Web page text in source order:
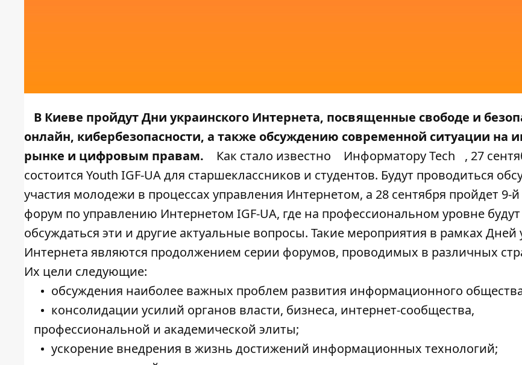
В Киеве пройдут Дни украинского Интернета, посвященные свободе и
онлайн, кибербезопасности, а также обсуждению современной ситуации на
рынке и цифровым правам.
Как стало известно Информатору Tech
, 27
состоится Youth IGF-UA для старшеклассников и студентов. Будут проводиться
участия молодежи в процессах управления Интернетом, а 28 сентября пройдет 9-
форум по управлению Интернетом IGF-UA, где на профессиональном уровне будут
обсуждаться эти и другие актуальные вопросы. Такие мероприятия в рамках Дней
Интернета являются продолжением серии форумов, проводимых в различных
Их цели следующие:
обсуждения наиболее важных проблем развития информационного
консолидации усилий органов власти, бизнеса, интернет-сообщества,
профессиональной и академической элиты;
ускорение внедрения в жизнь достижений информационных технологий;